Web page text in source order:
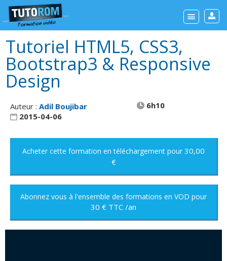
Tutoriel HTML5, CSS3,
Bootstrap3 & Responsive
Design
Auteur : Adil Boujibar
6h10
2015-04-06
Acheter cette formation en téléchargement pour 30,00
€
Abonnez vous à l'ensemble des formations en VOD pour
30 € TTC /an